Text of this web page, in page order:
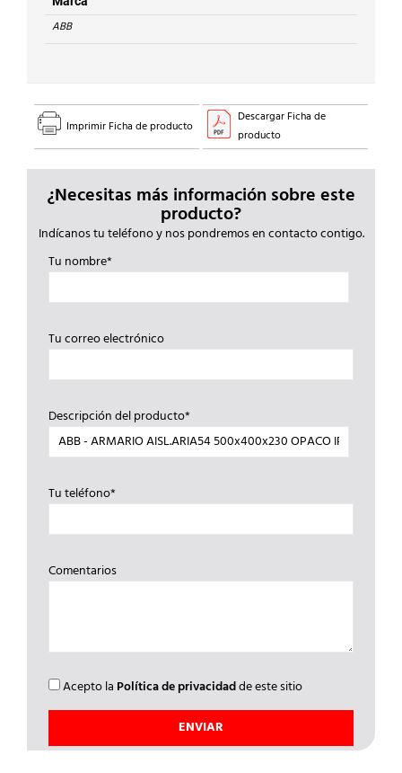
ABB
Imprimir Ficha de producto
Descargar Ficha de
producto
¿Necesitas más información sobre este
producto?
Indícanos tu teléfono y nos pondremos en contacto contigo.
Tu nombre*
Tu correo electrónico
Descripción del producto*
Tu teléfono*
Comentarios
Acepto la Política de privacidadde este sitio